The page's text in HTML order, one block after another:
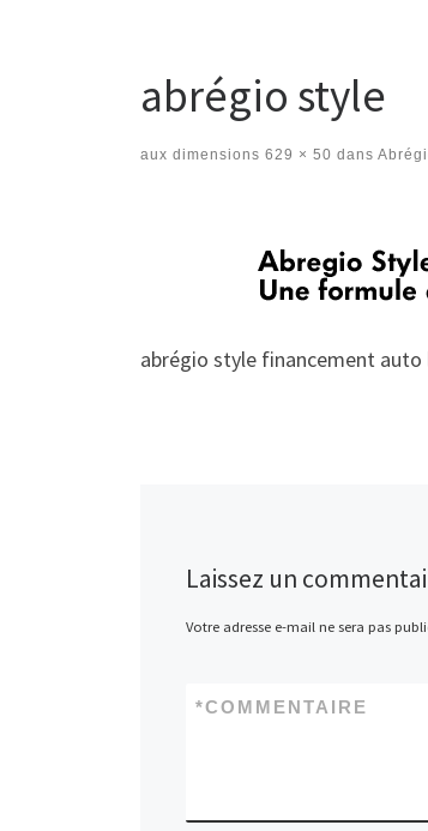
abrégio style
aux dimensions 629 × 50 dans
abrégio style financement
Laissez un
Votre adresse e-mail ne sera pas
COMMENTAIRE
*